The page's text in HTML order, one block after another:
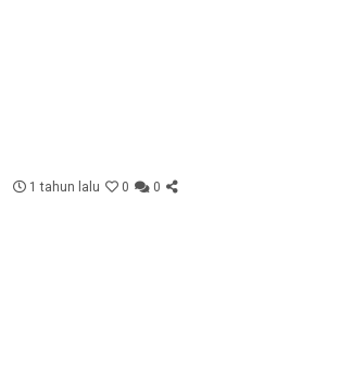
1 tahun lalu 0 0